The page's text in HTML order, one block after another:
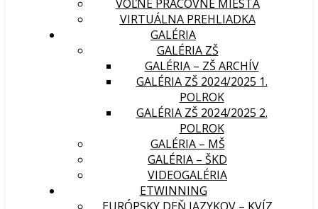
VOĽNÉ PRACOVNÉ MIESTA
VIRTUÁLNA PREHLIADKA
GALÉRIA
GALÉRIA ZŠ
GALÉRIA – ZŠ ARCHÍV
GALÉRIA ZŠ 2024/2025 1.
POLROK
GALÉRIA ZŠ 2024/2025 2.
POLROK
GALÉRIA – MŠ
GALÉRIA – ŠKD
VIDEOGALÉRIA
ETWINNING